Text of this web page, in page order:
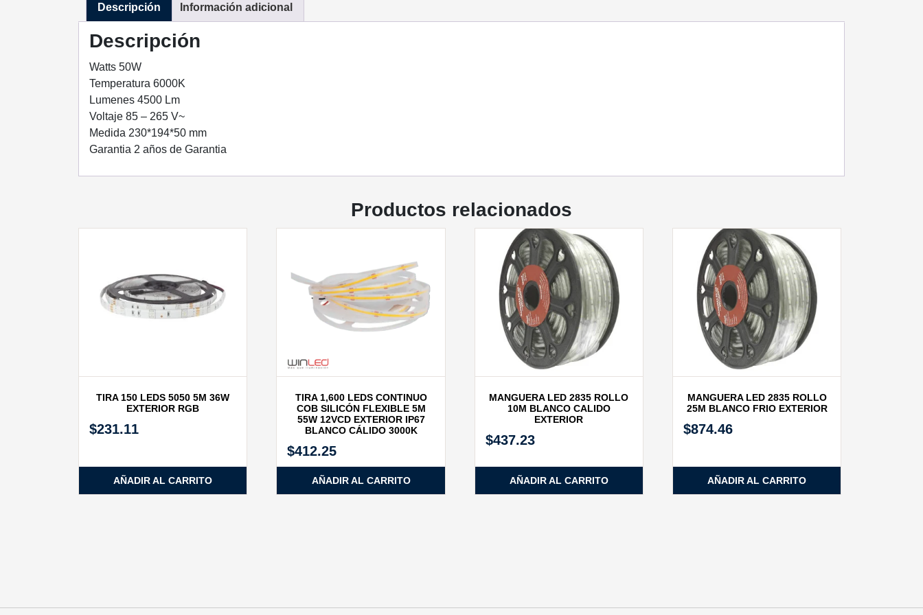
Descripción Información adicional
Descripción
Watts 50W
Temperatura 6000K
Lumenes 4500 Lm
Voltaje 85 – 265 V~
Medida 230*194*50 mm
Garantia 2 años de Garantia
Productos relacionados
TIRA 150 LEDS 5050 5M 36W
EXTERIOR RGB
$231.11
AÑADIR AL CARRITO
TIRA 1,600 LEDS CONTINUO
COB SILICÓN FLEXIBLE 5M
55W 12VCD EXTERIOR IP67
BLANCO CÁLIDO 3000K
$412.25
AÑADIR AL CARRITO
MANGUERA LED 2835 ROLLO
10M BLANCO CALIDO
EXTERIOR
$437.23
AÑADIR AL CARRITO
MANGUERA LED 2835 ROLLO
25M BLANCO FRIO EXTERIOR
$874.46
AÑADIR AL CARRITO